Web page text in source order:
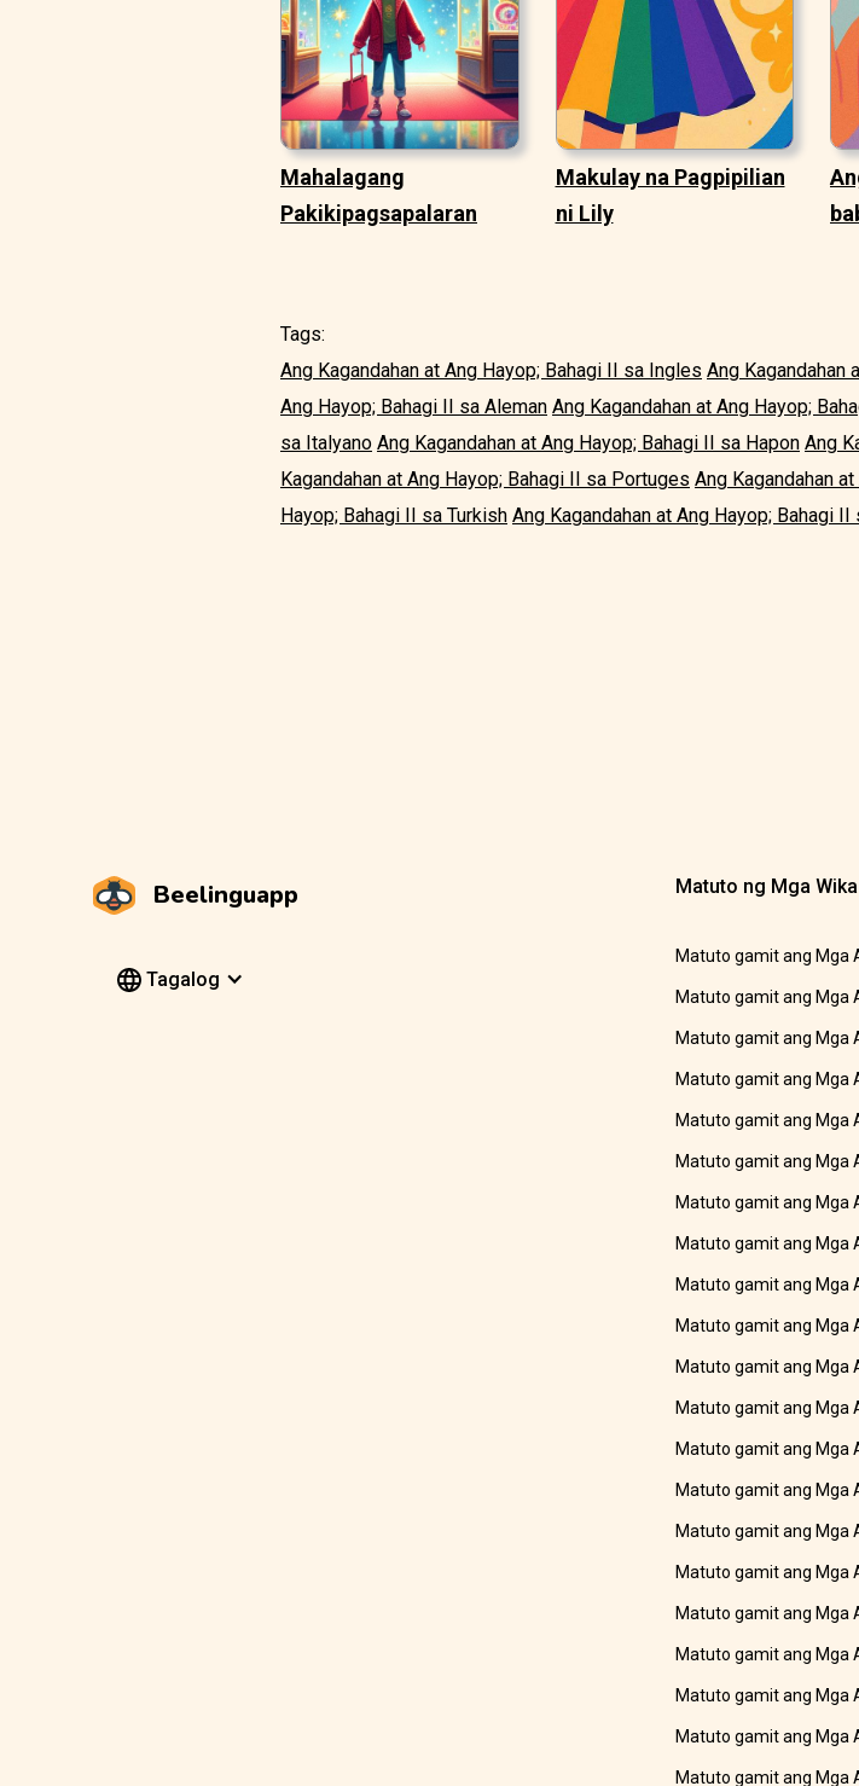
Mahalagang
Pakikipagsapalaran
Makulay na Pagpipilian
ni Lily
Tags:
Ang Kagandahan at Ang Hayop; Bahagi II sa Ingles Ang Kagandahan
Ang Hayop; Bahagi II sa Aleman Ang Kagandahan at Ang Hayop;
sa Italyano Ang Kagandahan at Ang Hayop; Bahagi II sa Hapon Ang
Kagandahan at Ang Hayop; Bahagi II sa Portuges Ang Kagandahan
Hayop; Bahagi II sa Turkish Ang Kagandahan at Ang Hayop; Bahagi II
Beelinguapp
Tagalog
Matuto ng Mga Wika
Matuto gamit ang Mga
Matuto gamit ang Mga
Matuto gamit ang Mga
Matuto gamit ang Mga
Matuto gamit ang Mga
Matuto gamit ang Mga
Matuto gamit ang Mga
Matuto gamit ang Mga
Matuto gamit ang Mga
Matuto gamit ang Mga
Matuto gamit ang Mga
Matuto gamit ang Mga
Matuto gamit ang Mga
Matuto gamit ang Mga
Matuto gamit ang Mga
Matuto gamit ang Mga
Matuto gamit ang Mga
Matuto gamit ang Mga
Matuto gamit ang Mga
Matuto gamit ang Mga
Matuto gamit ang Mga